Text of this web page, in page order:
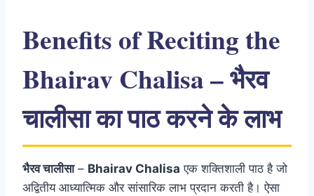
Benefits of Reciting the
Bhairav Chalisa – भैरव
चालीसा का पाठ करने के लाभ
भैरव चालीसा– Bhairav Chalisa एक शक्तिशाली पाठ है जो
अद्वितीय आध्यात्मिक और सांसारिक लाभ प्रदान करती है। ऐसा